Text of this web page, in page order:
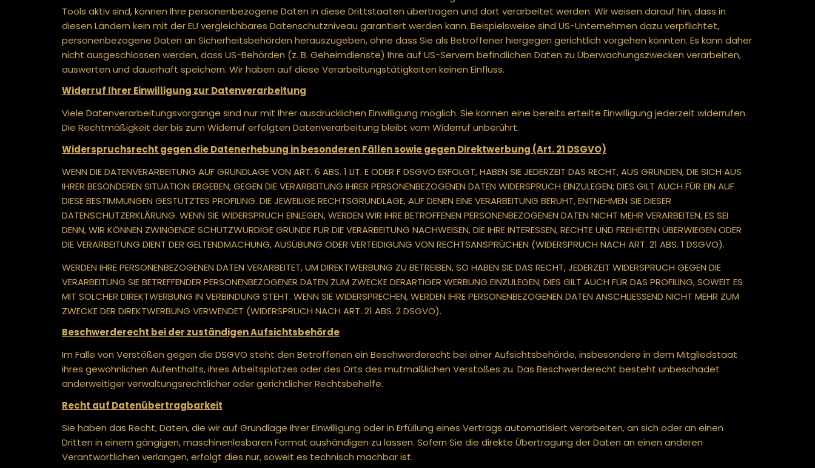
Tools aktiv sind, können Ihre personenbezogene Daten in diese Drittstaaten übertragen und dort verarbeitet werden. Wir weisen darauf hin, dass in
diesen Ländern kein mit der EU vergleichbares Datenschutzniveau garantiert werden kann. Beispielsweise sind US-Unternehmen dazu verpflichtet,
personenbezogene Daten an Sicherheitsbehörden herauszugeben, ohne dass Sie als Betroffener hiergegen gerichtlich vorgehen könnten. Es kann daher
nicht ausgeschlossen werden, dass US-Behörden (z. B. Geheimdienste) Ihre auf US-Servern befindlichen Daten zu Überwachungszwecken verarbeiten,
auswerten und dauerhaft speichern. Wir haben auf diese Verarbeitungstätigkeiten keinen Einfluss.
Widerruf Ihrer Einwilligung zur Datenverarbeitung
Viele Datenverarbeitungsvorgänge sind nur mit Ihrer ausdrücklichen Einwilligung möglich. Sie können eine bereits erteilte Einwilligung jederzeit widerrufen.
Die Rechtmäßigkeit der bis zum Widerruf erfolgten Datenverarbeitung bleibt vom Widerruf unberührt.
Widerspruchsrecht gegen die Datenerhebung in besonderen Fällen sowie gegen Direktwerbung (Art. 21 DSGVO)
WENN DIE DATENVERARBEITUNG AUF GRUNDLAGE VON ART. 6 ABS. 1 LIT. E ODER F DSGVO ERFOLGT, HABEN SIE JEDERZEIT DAS RECHT, AUS GRÜNDEN, DIE SICH AUS
IHRER BESONDEREN SITUATION ERGEBEN, GEGEN DIE VERARBEITUNG IHRER PERSONENBEZOGENEN DATEN WIDERSPRUCH EINZULEGEN; DIES GILT AUCH FÜR EIN AUF
DIESE BESTIMMUNGEN GESTÜTZTES PROFILING. DIE JEWEILIGE RECHTSGRUNDLAGE, AUF DENEN EINE VERARBEITUNG BERUHT, ENTNEHMEN SIE DIESER
DATENSCHUTZERKLÄRUNG. WENN SIE WIDERSPRUCH EINLEGEN, WERDEN WIR IHRE BETROFFENEN PERSONENBEZOGENEN DATEN NICHT MEHR VERARBEITEN, ES SEI
DENN, WIR KÖNNEN ZWINGENDE SCHUTZWÜRDIGE GRÜNDE FÜR DIE VERARBEITUNG NACHWEISEN, DIE IHRE INTERESSEN, RECHTE UND FREIHEITEN ÜBERWIEGEN ODER
DIE VERARBEITUNG DIENT DER GELTENDMACHUNG, AUSÜBUNG ODER VERTEIDIGUNG VON RECHTSANSPRÜCHEN (WIDERSPRUCH NACH ART. 21 ABS. 1 DSGVO).
WERDEN IHRE PERSONENBEZOGENEN DATEN VERARBEITET, UM DIREKTWERBUNG ZU BETREIBEN, SO HABEN SIE DAS RECHT, JEDERZEIT WIDERSPRUCH GEGEN DIE
VERARBEITUNG SIE BETREFFENDER PERSONENBEZOGENER DATEN ZUM ZWECKE DERARTIGER WERBUNG EINZULEGEN; DIES GILT AUCH FÜR DAS PROFILING, SOWEIT ES
MIT SOLCHER DIREKTWERBUNG IN VERBINDUNG STEHT. WENN SIE WIDERSPRECHEN, WERDEN IHRE PERSONENBEZOGENEN DATEN ANSCHLIESSEND NICHT MEHR ZUM
ZWECKE DER DIREKTWERBUNG VERWENDET (WIDERSPRUCH NACH ART. 21 ABS. 2 DSGVO).
Beschwerde­recht bei der zuständigen Aufsichts­behörde
Im Falle von Verstößen gegen die DSGVO steht den Betroffenen ein Beschwerderecht bei einer Aufsichtsbehörde, insbesondere in dem Mitgliedstaat
ihres gewöhnlichen Aufenthalts, ihres Arbeitsplatzes oder des Orts des mutmaßlichen Verstoßes zu. Das Beschwerderecht besteht unbeschadet
anderweitiger verwaltungsrechtlicher oder gerichtlicher Rechtsbehelfe.
Recht auf Daten­übertrag­barkeit
Sie haben das Recht, Daten, die wir auf Grundlage Ihrer Einwilligung oder in Erfüllung eines Vertrags automatisiert verarbeiten, an sich oder an einen
Dritten in einem gängigen, maschinenlesbaren Format aushändigen zu lassen. Sofern Sie die direkte Übertragung der Daten an einen anderen
Verantwortlichen verlangen, erfolgt dies nur, soweit es technisch machbar ist.